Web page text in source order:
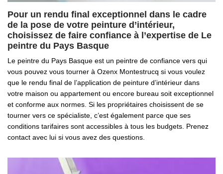
Pour un rendu final exceptionnel dans le cadre
de la pose de votre peinture d’intérieur,
choisissez de faire confiance à l’expertise de Le
peintre du Pays Basque
Le peintre du Pays Basque est un peintre de confiance vers qui
vous pouvez vous tourner à Ozenx Montestrucq si vous voulez
que le rendu final de l’application de peinture d’intérieur dans
votre maison ou appartement ou encore bureau soit exceptionnel
et conforme aux normes. Si les propriétaires choisissent de se
tourner vers ce spécialiste, c’est également parce que ses
conditions tarifaires sont accessibles à tous les budgets. Prenez
contact avec lui si vous avez des questions.